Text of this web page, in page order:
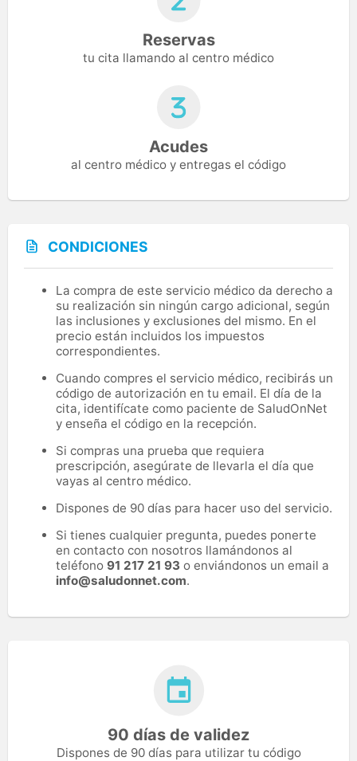
Reservas
tu cita llamando al centro médico
Acudes
al centro médico y entregas el código
CONDICIONES
La compra de este servicio médico da derecho a
su realización sin ningún cargo adicional, según
las inclusiones y exclusiones del mismo. En el
precio están incluidos los impuestos
correspondientes.
Cuando compres el servicio médico, recibirás un
código de autorización en tu email. El día de la
cita, identifícate como paciente de SaludOnNet
y enseña el código en la recepción.
Si compras una prueba que requiera
prescripción, asegúrate de llevarla el día que
vayas al centro médico.
Dispones de 90 días para hacer uso del servicio.
Si tienes cualquier pregunta, puedes ponerte
en contacto con nosotros llamándonos al
teléfono 91 217 21 93 o enviándonos un email a
info@saludonnet.com.
90 días de validez
Dispones de 90 días para utilizar tu código